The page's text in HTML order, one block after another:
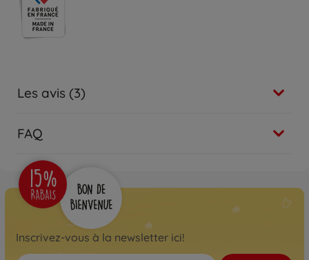
Les avis (3)
FAQ
Inscrivez-vous à la newsletter ici!